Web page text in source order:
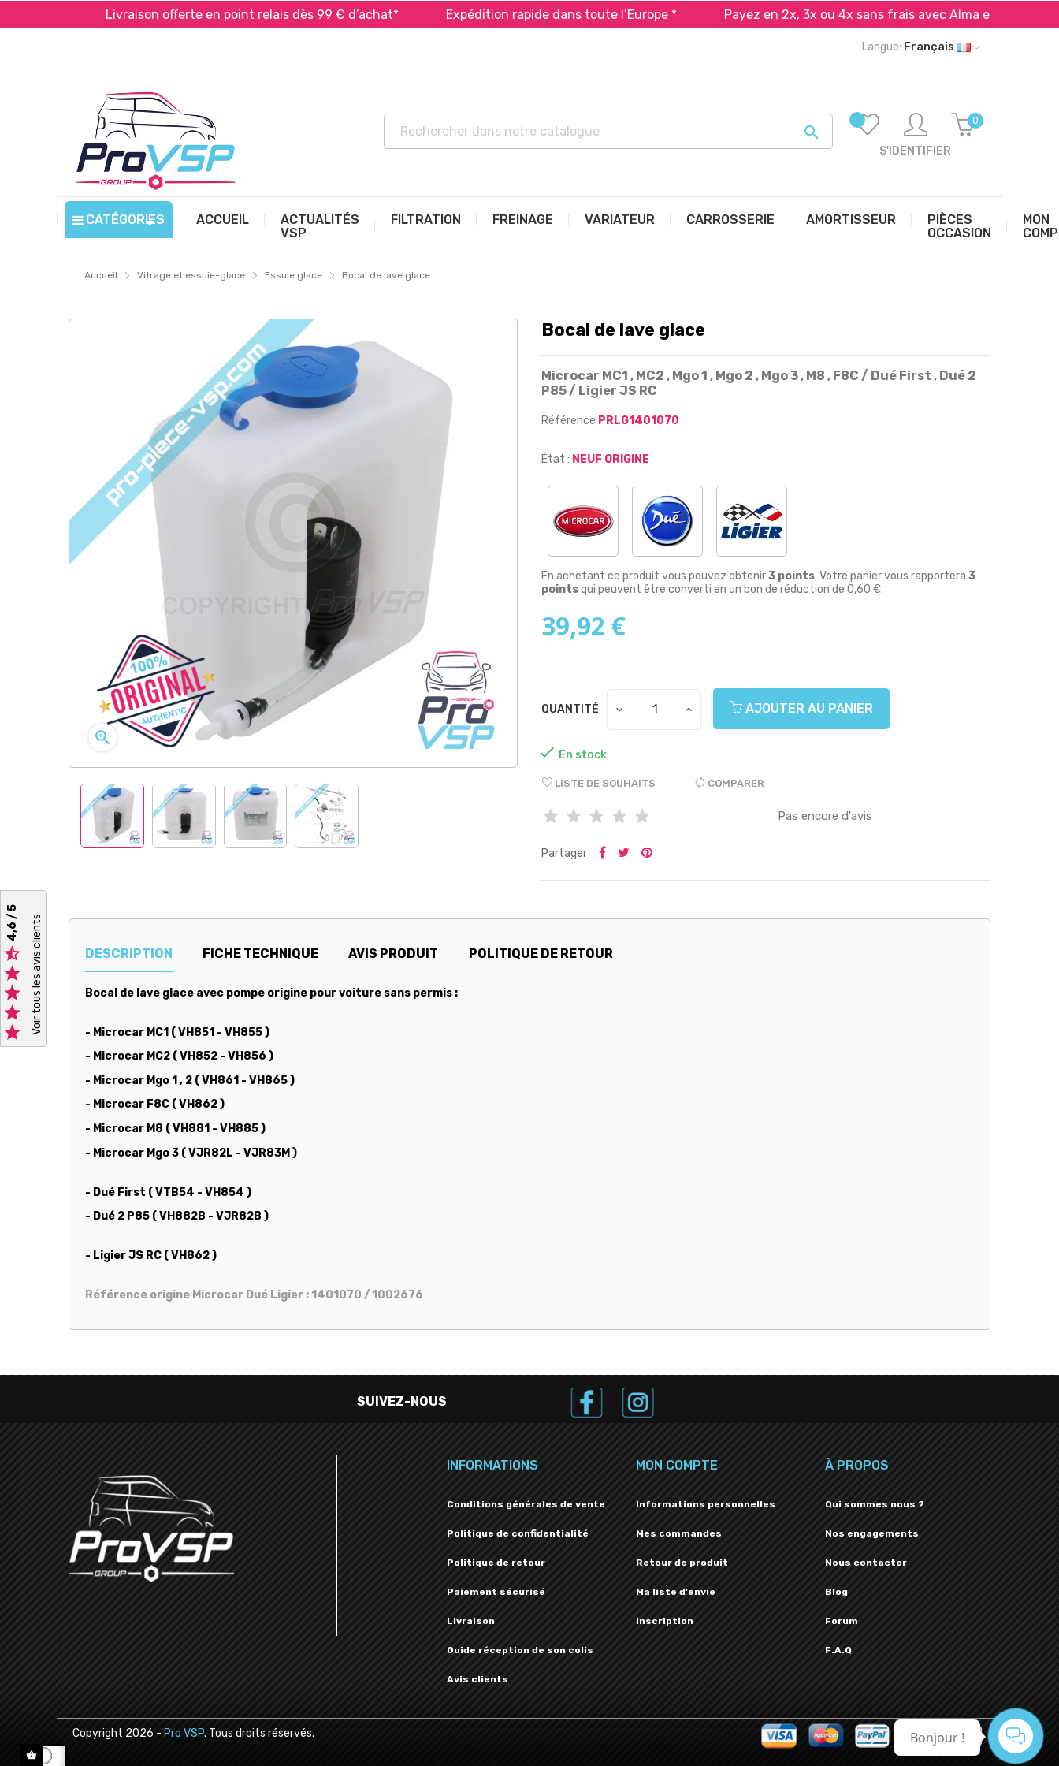





4,6 / 5 Voir tous les avis clients
Livraison offerte en point relais dès 99 € d’achat* Expédition rapide dans toute l’Europe * Payez en 2x, 3x ou 4x sans frais avec Alma et PayPal*
Langue: Français

S'IDENTIFIER
0
CATÉGORIES ACCUEIL
ACTUALITÉS
VSP
FILTRATION FREINAGE VARIATEUR CARROSSERIE AMORTISSEUR
PIÈCES
OCCASION
MON
Accueil Vitrage et essuie-glace Essuie glace Bocal de lave glace

Bocal de lave glace
Microcar MC1 , MC2 , Mgo 1 , Mgo 2 , Mgo 3 , M8 , F8C / Dué First , Dué 2
P85 / Ligier JS RC
Référence PRLG1401070
État : NEUF ORIGINE
En achetant ce produit vous pouvez obtenir3 points. Votre panier vous rapportera 3
pointsqui peuvent être converti en un bon de réduction de 0,60 €.
39,92 €
QUANTITÉ AJOUTER AU PANIER
 En stock
LISTE DE SOUHAITS COMPARER
Pas encore d'avis
Partager
DESCRIPTION FICHE TECHNIQUE AVIS PRODUIT POLITIQUE DE RETOUR
Bocal de lave glace avec pompe origine pour voiture sans permis :
- Microcar MC1 ( VH851 - VH855 )
- Microcar MC2 ( VH852 - VH856 )
- Microcar Mgo 1 , 2 ( VH861 - VH865 )
- Microcar F8C ( VH862 )
- Microcar M8 ( VH881 - VH885 )
- Microcar Mgo 3 ( VJR82L - VJR83M )
- Dué First ( VTB54 - VH854 )
- Dué 2 P85 ( VH882B - VJR82B )
- Ligier JS RC ( VH862 )
Référence origine Microcar Dué Ligier : 1401070 / 1002676
SUIVEZ-NOUS
INFORMATIONS
Conditions générales de vente
Politique de confidentialité
Politique de retour
Paiement sécurisé
Livraison
Guide réception de son colis
Avis clients
MON COMPTE
Informations personnelles
Mes commandes
Retour de produit
Ma liste d'envie
Inscription
À PROPOS
Qui sommes nous ?
Nos engagements
Nous contacter
Blog
Forum
F.A.Q
Copyright 2026 - Pro VSP. Tous droits réservés. Bonjour !